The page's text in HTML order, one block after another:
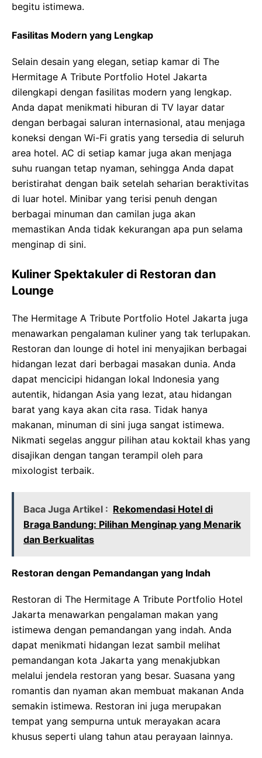
begitu istimewa.
Fasilitas Modern yang Lengkap
Selain desain yang elegan, setiap kamar di The
Hermitage A Tribute Portfolio Hotel Jakarta
dilengkapi dengan fasilitas modern yang lengkap.
Anda dapat menikmati hiburan di TV layar datar
dengan berbagai saluran internasional, atau menjaga
koneksi dengan Wi-Fi gratis yang tersedia di seluruh
area hotel. AC di setiap kamar juga akan menjaga
suhu ruangan tetap nyaman, sehingga Anda dapat
beristirahat dengan baik setelah seharian beraktivitas
di luar hotel. Minibar yang terisi penuh dengan
berbagai minuman dan camilan juga akan
memastikan Anda tidak kekurangan apa pun selama
menginap di sini.
Kuliner Spektakuler di Restoran dan
Lounge
The Hermitage A Tribute Portfolio Hotel Jakarta juga
menawarkan pengalaman kuliner yang tak terlupakan.
Restoran dan lounge di hotel ini menyajikan berbagai
hidangan lezat dari berbagai masakan dunia. Anda
dapat mencicipi hidangan lokal Indonesia yang
autentik, hidangan Asia yang lezat, atau hidangan
barat yang kaya akan cita rasa. Tidak hanya
makanan, minuman di sini juga sangat istimewa.
Nikmati segelas anggur pilihan atau koktail khas yang
disajikan dengan tangan terampil oleh para
mixologist terbaik.
Baca Juga Artikel : Rekomendasi Hotel di
Braga Bandung: Pilihan Menginap yang Menarik
dan Berkualitas
Restoran dengan Pemandangan yang Indah
Restoran di The Hermitage A Tribute Portfolio Hotel
Jakarta menawarkan pengalaman makan yang
istimewa dengan pemandangan yang indah. Anda
dapat menikmati hidangan lezat sambil melihat
pemandangan kota Jakarta yang menakjubkan
melalui jendela restoran yang besar. Suasana yang
romantis dan nyaman akan membuat makanan Anda
semakin istimewa. Restoran ini juga merupakan
tempat yang sempurna untuk merayakan acara
khusus seperti ulang tahun atau perayaan lainnya.